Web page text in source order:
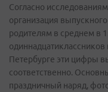
Согласно
организация
родителям в среднем в
Петербурге эти цифры
соответственно.
праздничный наряд,